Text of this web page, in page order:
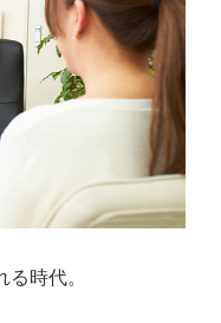
時代。